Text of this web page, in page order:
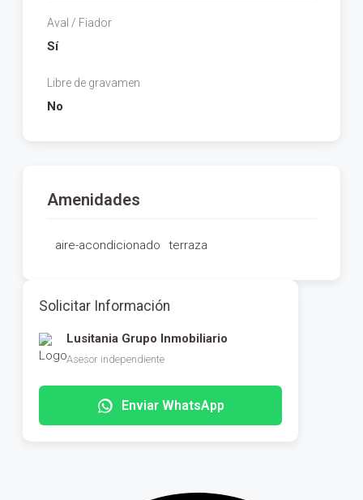
Aval / Fiador
Sí
Libre de gravamen
No
Amenidades
aire-acondicionado terraza
Solicitar Información
Lusitania Grupo Inmobiliario
Asesor independiente
Enviar WhatsApp